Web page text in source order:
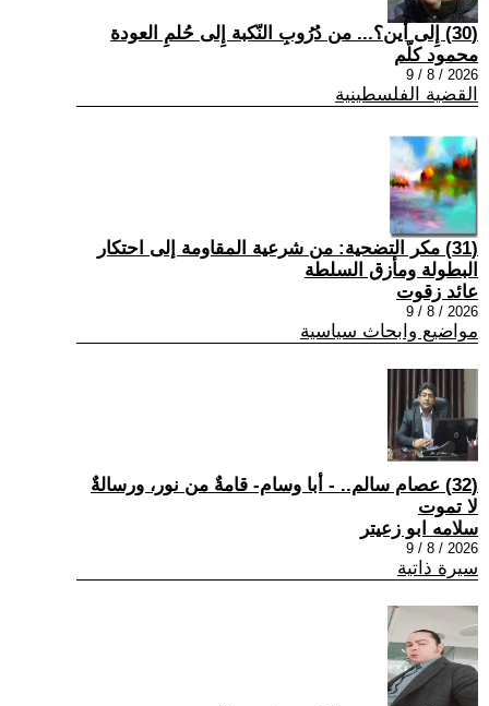
(30) إِلى أين؟... من دُرُوبِ النّكبة إِلى حُلمِ العودة
محمود كلّم
2026 / 8 / 9
القضية الفلسطينية
(31) مكر التضحية: من شرعية المقاومة إلى احتكار
البطولة ومأزق السلطة
عائد زقوت
2026 / 8 / 9
مواضيع وابحاث سياسية
(32) عصام سالم.. - أبا وسام- قامةٌ من نور، ورسالةٌ
لا تموت
سلامه ابو زعيتر
2026 / 8 / 9
سيرة ذاتية